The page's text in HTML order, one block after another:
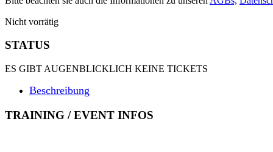
Nicht vorrätig
STATUS
ES GIBT AUGENBLICKLICH KEINE TICKETS
Beschreibung
TRAINING / EVENT INFOS